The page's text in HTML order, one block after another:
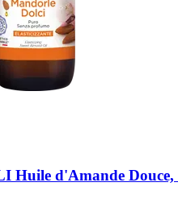
Huile d'Amande Douce,